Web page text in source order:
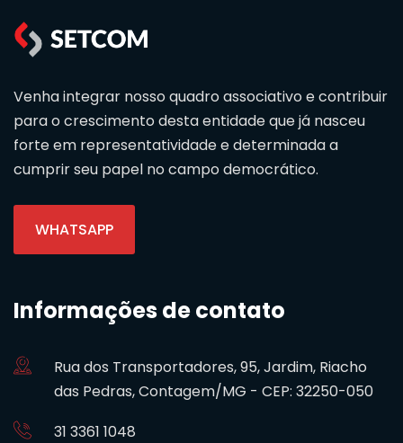
Venha integrar nosso quadro associativo e contribuir
para o crescimento desta entidade que já nasceu
forte em representatividade e determinada a
cumprir seu papel no campo democrático.
WHATSAPP
Informações de contato
Rua dos Transportadores, 95, Jardim, Riacho
das Pedras, Contagem/MG - CEP: 32250-050
31 3361 1048